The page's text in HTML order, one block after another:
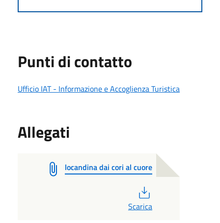
Punti di contatto
Ufficio IAT - Informazione e Accoglienza Turistica
Allegati
locandina dai cori al cuore
Scarica